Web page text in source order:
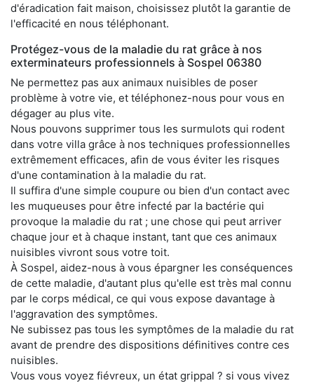
d'éradication fait maison, choisissez plutôt la garantie de
l'efficacité en nous téléphonant.
Protégez-vous de la maladie du rat grâce à nos
exterminateurs professionnels à Sospel 06380
Ne permettez pas aux animaux nuisibles de poser
problème à votre vie, et téléphonez-nous pour vous en
dégager au plus vite.
Nous pouvons supprimer tous les surmulots qui rodent
dans votre villa grâce à nos techniques professionnelles
extrêmement efficaces, afin de vous éviter les risques
d'une contamination à la maladie du rat.
Il suffira d'une simple coupure ou bien d'un contact avec
les muqueuses pour être infecté par la bactérie qui
provoque la maladie du rat ; une chose qui peut arriver
chaque jour et à chaque instant, tant que ces animaux
nuisibles vivront sous votre toit.
À Sospel, aidez-nous à vous épargner les conséquences
de cette maladie, d'autant plus qu'elle est très mal connu
par le corps médical, ce qui vous expose davantage à
l'aggravation des symptômes.
Ne subissez pas tous les symptômes de la maladie du rat
avant de prendre des dispositions définitives contre ces
nuisibles.
Vous vous voyez fiévreux, un état grippal ? si vous vivez